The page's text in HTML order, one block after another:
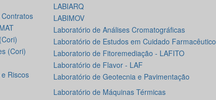
(Cori)
Riscos
LABIARQ
LABIMOV
Laboratório de Análises Cromatográficas
Laboratório de Estudos em Cuidado Farmacêutico
Laboratorio de Fitoremediação - LAFITO
Laboratório de Flavor - LAF
Laboratório de Geotecnia e Pavimentação
Laboratório de Máquinas Térmicas